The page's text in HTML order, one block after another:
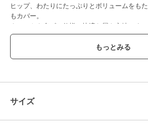
ヒップ、わたりにたっぷりとボリュームをも
もカバー。
ウエストも全ゴム仕様で快適な履き心地です。
ポケット、裏地付きで利便性も◎
#コウベレタス
ブランド
ショップ 神戸レタス
サイズ